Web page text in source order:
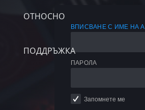
ОТНОСНО
ПОДДРЪЖКА
ВПИСВАНЕ С ИМЕ НА
ПАРОЛА
Запомнете ме